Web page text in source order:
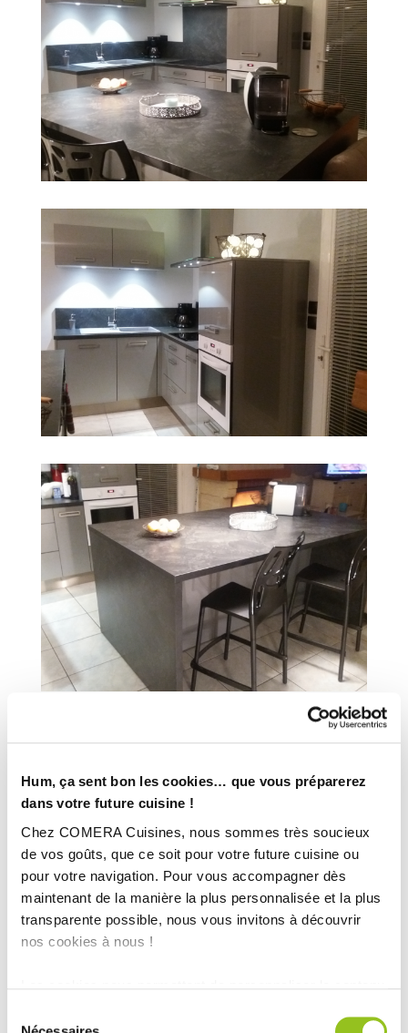
Hum, ça sent bon les cookies… que vous préparerez
dans votre future cuisine !
Chez COMERA Cuisines, nous sommes très soucieux
de vos goûts, que ce soit pour votre future cuisine ou
pour votre navigation. Pour vous accompagner dès
maintenant de la manière la plus personnalisée et la plus
transparente possible, nous vous invitons à découvrir
nos cookies à nous !
médias sociaux et d'analyser notre trafic. Nous
INFORMATIONS